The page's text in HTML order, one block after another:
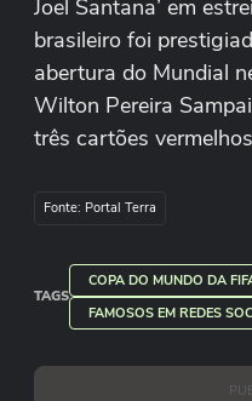
Joel Santana’ em
brasileiro foi
abertura do Mundial
Wilton Pereira
três cartões
Sul por 2 a 0 e lidera
Fonte: Portal Terra
TAGS
COPA DO MUNDO DA
FAMOSOS EM REDES